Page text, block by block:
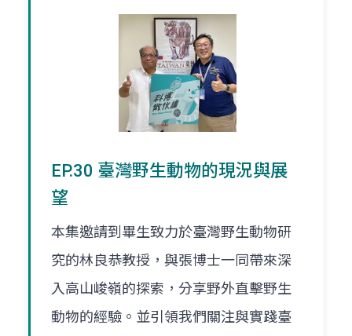
EP.30 臺灣野生動物的現況與展
望
本集邀請到畢生致力於臺灣野生動物研
究的林良恭教授，與張博士一同帶來深
入高山峻嶺的探索，分享野外直擊野生
動物的經驗。並引領我們關注與實踐臺